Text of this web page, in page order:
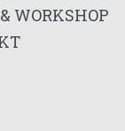
WORKSHOP